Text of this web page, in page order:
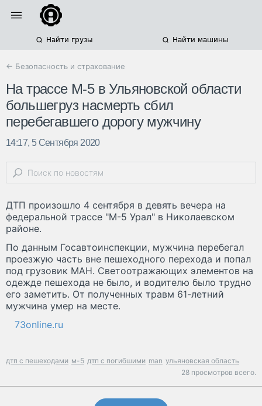
Найти грузы Найти машины
← Безопасность и страхование
На трассе М-5 в Ульяновской области
большегруз насмерть сбил
перебегавшего дорогу мужчину
14:17, 5 Сентября 2020
ДТП произошло 4 сентября в девять вечера на
федеральной трассе "М-5 Урал" в Николаевском
районе.
По данным Госавтоинспекции, мужчина перебегал
проезжую часть вне пешеходного перехода и попал
под грузовик МАН. Светоотражающих элементов на
одежде пешехода не было, и водителю было трудно
его заметить. От полученных травм 61-летний
мужчина умер на месте.
73online.ru
дтп с пешеходами м-5 дтп с погибшими man ульяновская область
28 просмотров всего.